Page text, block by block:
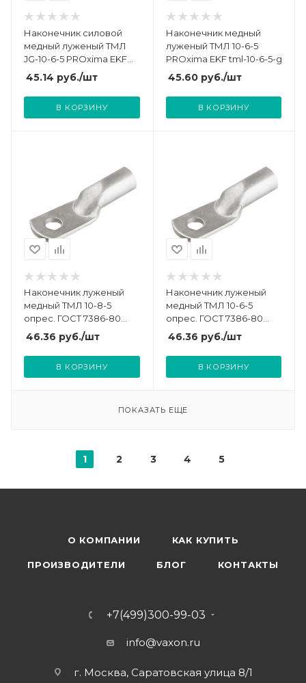
Наконечник силовой
медный луженый ТМЛ
JG-10-6-5 PROxima EKF
jg-10-6-5
45.14 руб./шт
В КОРЗИНУ
Наконечник медный
луженый ТМЛ 10-6-5
PROxima EKF tml-10-6-5-g
45.60руб./шт
В КОРЗИНУ
Наконечник луженый
медный ТМЛ 10-8-5
опрес. ГОСТ 7386-80
TOKOV ELECTRIC TKE-
TML-10-8-5
46.36 руб./шт
В КОРЗИНУ
Наконечник луженый
медный ТМЛ 10-6-5
опрес. ГОСТ 7386-80
TOKOV ELECTRIC TKE-
TML-10-6-5
46.36 руб./шт
В КОРЗИНУ
ПОКАЗАТЬ ЕЩЕ
1 2 3 4 5
О КОМПАНИИ КАК КУПИТЬ
ПРОИЗВОДИТЕЛИ БЛОГ КОНТАКТЫ
+7(499)300-99-03
info@vaxon.ru
г. Москва, Саратовская улица 8/1